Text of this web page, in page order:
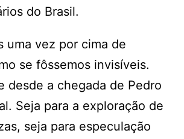
do Brasil.
uma vez por cima de
se fôssemos invisíveis.
desde a chegada de Pedro
Seja para a exploração de
seja para especulação